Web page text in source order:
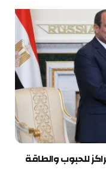
للحبوب والطاقة